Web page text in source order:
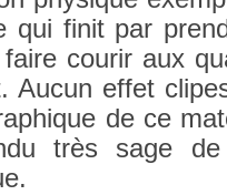
qui finit par
co­urir aux
Aucun effet
de ce
très sage de